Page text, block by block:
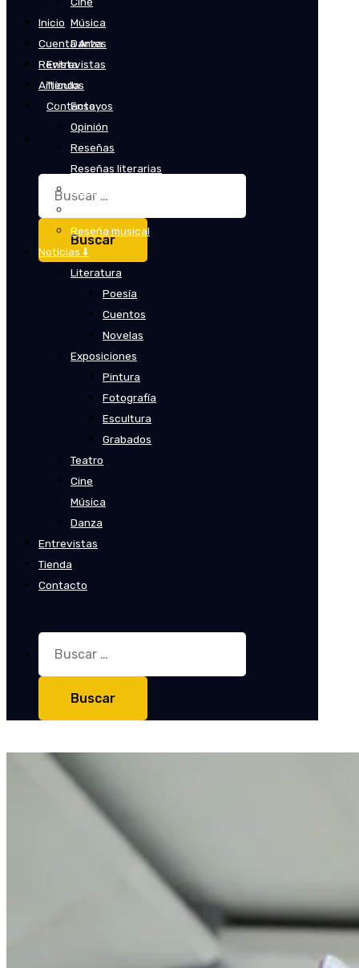
Música
Danza
Entrevistas
Tienda
Contacto
Buscar:
Inicio
Cuenta Artes
Revista
Artículos
Ensayos
Opinión
Reseñas
Reseñas literarias
Reseña musical
Noticias ⬇️
Literatura
Poesía
Cuentos
Novelas
Exposiciones
Pintura
Fotografía
Escultura
Grabados
Teatro
Cine
Música
Danza
Entrevistas
Tienda
Contacto
Buscar: